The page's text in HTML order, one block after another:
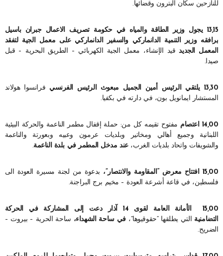
للنازحين سكان البترون وقضائها.
13,15 يجول وزير الطاقة والمياه في حكومة تصريف الاعمال جبران باسيل
يرافقه وزير التنمية الدانماركي والسفير الدانماركي على معمل الجية لتفقد
المعمل الجديدقيد الإنشاء، معمل الجية الكهربائي – الطريق البحرية – قبل
صيدا.
13,30 يلتقي الرئيس أمين الجميل مبعوث الرئيس الفرنسي
فرانسوا هولاند
المستشار ايمانويل بون، في دارته في بكفيا.
14,00 اعتصام
مفتوح تقيمه كل من: حملة إقفال مطمر الناعمة والحركة البيئية
اللبنانية وجميع أهالي ومخاتير وبلديات عرمون وعبيه وبعورتة والناعمة
والشويفات واتحاد بلديات الغرب،عند مدخل المطمر في بلدة الناعمة.
15,00 افتتاح معرض “المقاومة والانتصار”،
بدعوة من لجنة مسيرة العودة الى
فلسطين، في قاعة أشرعة العودة – مخيم برج البراجنة.
15,00
الأمانة العامة لقوى 14 آذار دعت إلى المشاركة في الحركة
التضامنية التي يطلقها “حقوقيوها”،في ساحة الشهداء، ساحة الحرية – بيروت –
الضريح.